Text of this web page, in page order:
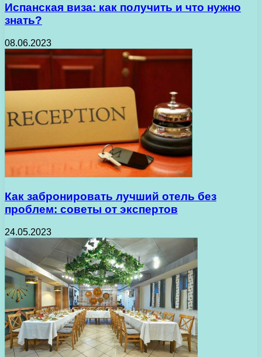
Испанская виза: как получить и что нужно
знать?
08.06.2023
Как забронировать лучший отель без
проблем: советы от экспертов
24.05.2023